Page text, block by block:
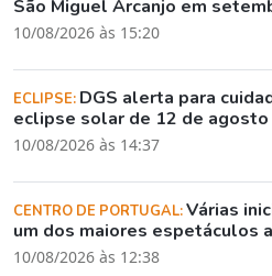
São Miguel Arcanjo em
10/08/2026 às 15:20
ECLIPSE: DGS alerta para
eclipse solar de 12 de agosto
10/08/2026 às 14:37
CENTRO DE PORTUGAL:Várias
um dos maiores espetáculos
10/08/2026 às 12:38